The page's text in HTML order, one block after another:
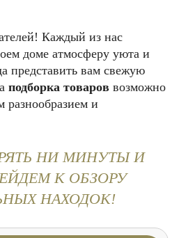
Каждый из нас
доме атмосферу уюта и
представить вам свежую
подборка товаров возможно
разнообразием и
НИ МИНУТЫ И
К ОБЗОРУ
НАХОДОК!